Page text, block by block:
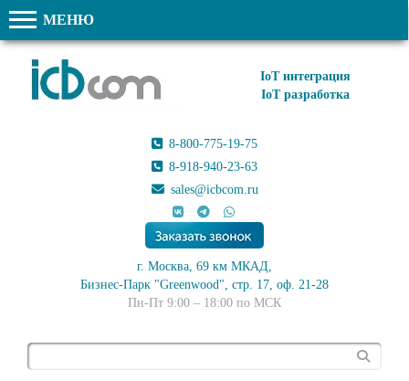
МЕНЮ
IoT интеграция
IoT разработка
8-800-775-19-75
8-918-940-23-63
sales@icbcom.ru
г. Москва, 69 км МКАД,
Бизнес-Парк "Greenwood", стр. 17, оф. 21-28
Пн-Пт 9:00 – 18:00 по МСК